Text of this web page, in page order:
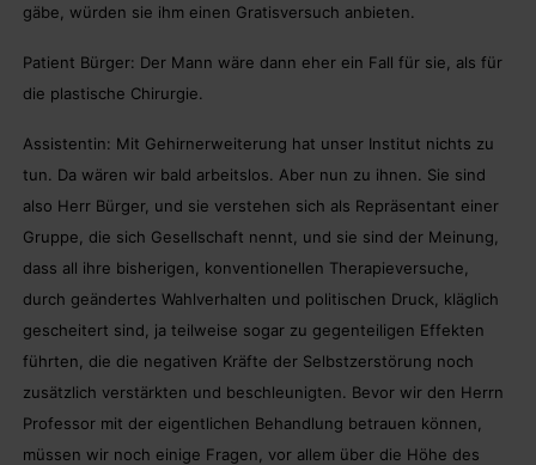
gäbe, würden sie ihm einen Gratisversuch anbieten.
Patient Bürger: Der Mann wäre dann eher ein Fall für sie, als für
die plastische Chirurgie.
Assistentin: Mit Gehirnerweiterung hat unser Institut nichts zu
tun. Da wären wir bald arbeitslos. Aber nun zu ihnen. Sie sind
also Herr Bürger, und sie verstehen sich als Repräsentant einer
Gruppe, die sich Gesellschaft nennt, und sie sind der Meinung,
dass all ihre bisherigen, konventionellen Therapieversuche,
durch geändertes Wahlverhalten und politischen Druck, kläglich
gescheitert sind, ja teilweise sogar zu gegenteiligen Effekten
führten, die die negativen Kräfte der Selbstzerstörung noch
zusätzlich verstärkten und beschleunigten. Bevor wir den Herrn
Professor mit der eigentlichen Behandlung betrauen können,
müssen wir noch einige Fragen, vor allem über die Höhe des